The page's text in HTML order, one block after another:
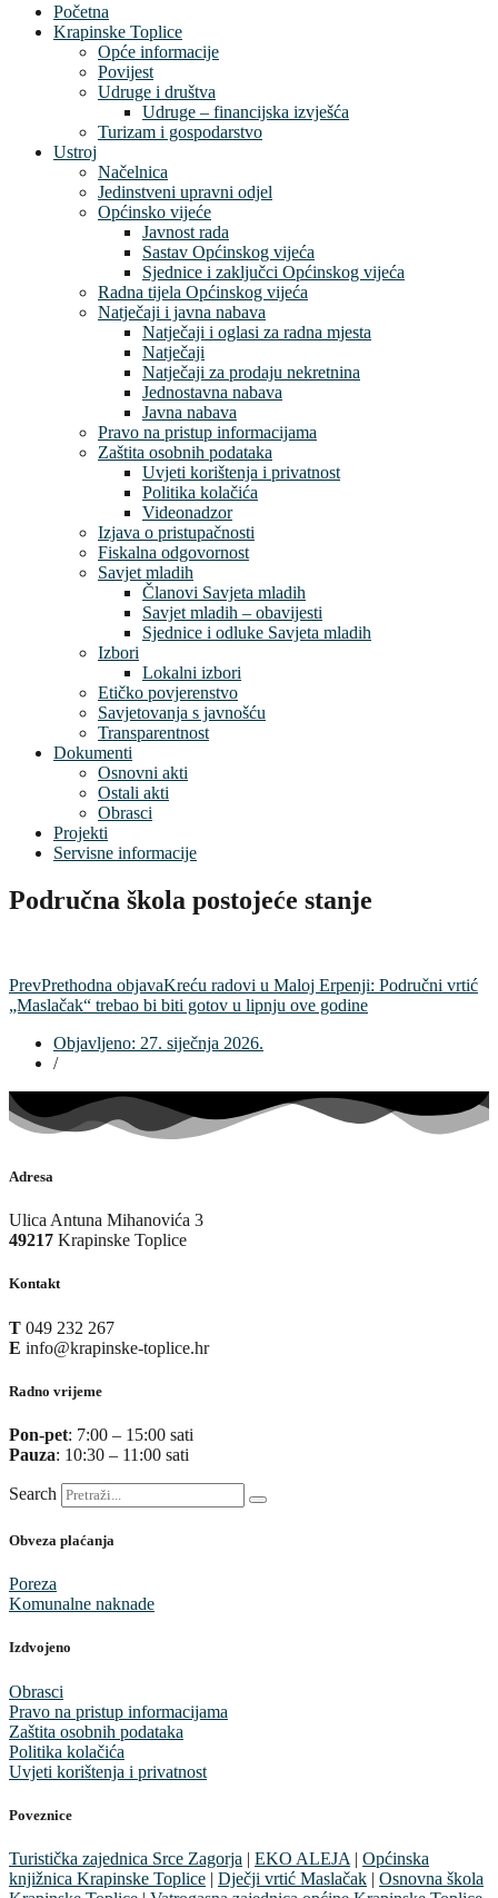
Početna
Krapinske Toplice
Opće informacije
Povijest
Udruge i društva
Udruge – financijska izvješća
Turizam i gospodarstvo
Ustroj
Načelnica
Jedinstveni upravni odjel
Općinsko vijeće
Javnost rada
Sastav Općinskog vijeća
Sjednice i zaključci Općinskog vijeća
Radna tijela Općinskog vijeća
Natječaji i javna nabava
Natječaji i oglasi za radna mjesta
Natječaji
Natječaji za prodaju nekretnina
Jednostavna nabava
Javna nabava
Pravo na pristup informacijama
Zaštita osobnih podataka
Uvjeti korištenja i privatnost
Politika kolačića
Videonadzor
Izjava o pristupačnosti
Fiskalna odgovornost
Savjet mladih
Članovi Savjeta mladih
Savjet mladih – obavijesti
Sjednice i odluke Savjeta mladih
Izbori
Lokalni izbori
Etičko povjerenstvo
Savjetovanja s javnošću
Transparentnost
Dokumenti
Osnovni akti
Ostali akti
Obrasci
Projekti
Servisne informacije
Područna škola postojeće stanje
PrevPrethodna objavaKreću radovi u Maloj Erpenji: Područni vrtić
„Maslačak“ trebao bi biti gotov u lipnju ove godine
Objavljeno: 27. siječnja 2026.
/
Adresa
Ulica Antuna Mihanovića 3
49217 Krapinske Toplice
Kontakt
T 049 232 267
E info@krapinske-toplice.hr
Radno vrijeme
Pon-pet: 7:00 – 15:00 sati
Pauza: 10:30 – 11:00 sati
Search
Obveza plaćanja
Poreza
Komunalne naknade
Izdvojeno
Obrasci
Pravo na pristup informacijama
Zaštita osobnih podataka
Politika kolačića
Uvjeti korištenja i privatnost
Poveznice
Turistička zajednica Srce Zagorja | EKO ALEJA | Općinska
knjižnica Krapinske Toplice | Dječji vrtić Maslačak | Osnovna škola